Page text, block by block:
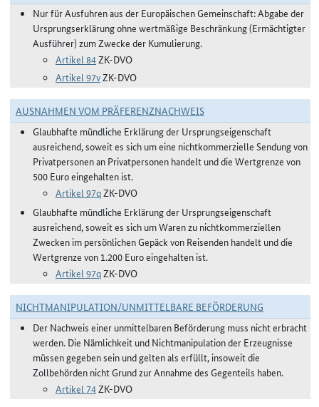
Nur für Ausfuhren aus der Europäischen Gemeinschaft: Abgabe der
Ursprungserklärung ohne wertmäßige Beschränkung (Ermächtigter
Ausführer) zum Zwecke der Kumulierung.
Artikel 84ZK-DVO
Artikel 97vZK-DVO
AUSNAHMEN VOM PRÄFERENZNACHWEIS
Glaubhafte mündliche Erklärung der Ursprungseigenschaft
ausreichend, soweit es sich um eine nichtkommerzielle Sendung von
Privatpersonen an Privatpersonen handelt und die Wertgrenze von
500 Euro eingehalten ist.
Artikel 97qZK-DVO
Glaubhafte mündliche Erklärung der Ursprungseigenschaft
ausreichend, soweit es sich um Waren zu nichtkommerziellen
Zwecken im persönlichen Gepäck von Reisenden handelt und die
Wertgrenze von 1.200 Euro eingehalten ist.
Artikel 97qZK-DVO
NICHTMANIPULATION/UNMITTELBARE BEFÖRDERUNG
Der Nachweis einer unmittelbaren Beförderung muss nicht erbracht
werden. Die Nämlichkeit und Nichtmanipulation der Erzeugnisse
müssen gegeben sein und gelten als erfüllt, insoweit die
Zollbehörden nicht Grund zur Annahme des Gegenteils haben.
Artikel 74ZK-DVO